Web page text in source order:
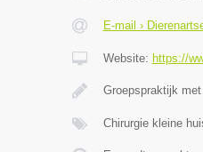
E-mail ›
Website: https://
Groepspraktijk
Chirurgie kleine